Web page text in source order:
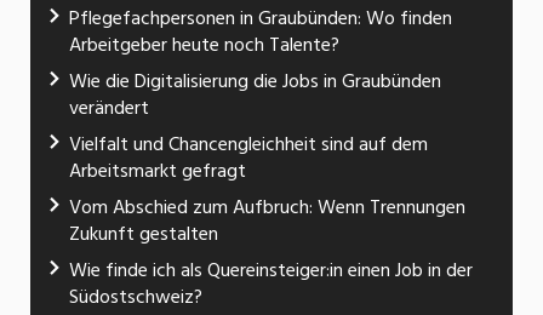
Pflegefachpersonen in Graubünden: Wo finden
Arbeitgeber heute noch Talente?
Wie die Digitalisierung die Jobs in Graubünden
verändert
Vielfalt und Chancengleichheit sind auf dem
Arbeitsmarkt gefragt
Vom Abschied zum Aufbruch: Wenn Trennungen
Zukunft gestalten
Wie finde ich als Quereinsteiger:in einen Job in der
Südostschweiz?